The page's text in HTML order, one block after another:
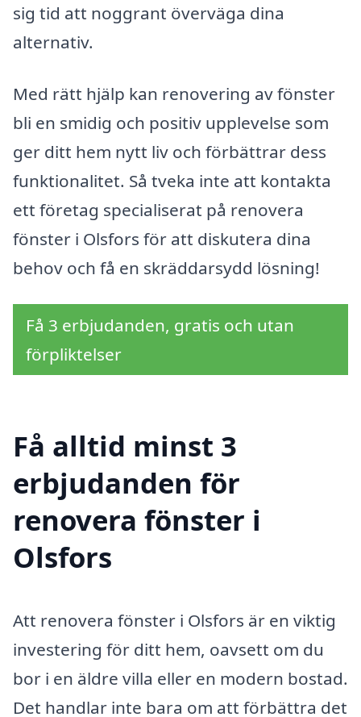
sig tid att noggrant överväga dina
alternativ.
Med rätt hjälp kan renovering av fönster
bli en smidig och positiv upplevelse som
ger ditt hem nytt liv och förbättrar dess
funktionalitet. Så tveka inte att kontakta
ett företag specialiserat på renovera
fönster i Olsfors för att diskutera dina
behov och få en skräddarsydd lösning!
Få 3 erbjudanden, gratis och utan
förpliktelser
Få alltid minst 3
erbjudanden för
renovera fönster i
Olsfors
Att renovera fönster i Olsfors är en viktig
investering för ditt hem, oavsett om du
bor i en äldre villa eller en modern bostad.
Det handlar inte bara om att förbättra det